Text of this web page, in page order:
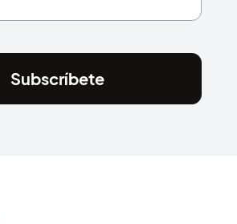
Subscríbete